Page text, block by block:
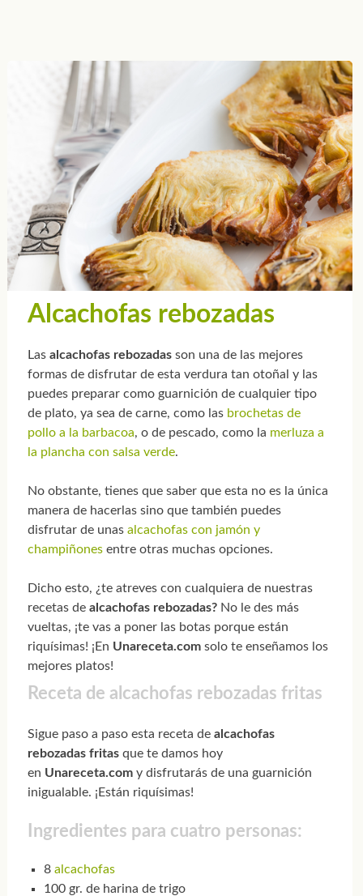
Alcachofas rebozadas
Las alcachofas rebozadas son una de las mejores
formas de disfrutar de esta verdura tan otoñal y las
puedes preparar como guarnición de cualquier tipo
de plato, ya sea de carne, como las brochetas de
pollo a la barbacoa, o de pescado, como la merluza a
la plancha con salsa verde.
No obstante, tienes que saber que esta no es la única
manera de hacerlas sino que también puedes
disfrutar de unas alcachofas con jamón y
champiñonesentre otras muchas opciones.
Dicho esto, ¿te atreves con cualquiera de nuestras
recetas de alcachofas rebozadas? No le des más
vueltas, ¡te vas a poner las botas porque están
riquísimas! ¡En Unareceta.com solo te enseñamos los
mejores platos!
Receta de alcachofas rebozadas fritas
Sigue paso a paso esta receta de alcachofas
rebozadas fritas que te damos hoy
en Unareceta.comy disfrutarás de una guarnición
inigualable. ¡Están riquísimas!
Ingredientes para cuatro personas:
8 alcachofas
100 gr. de harina de trigo